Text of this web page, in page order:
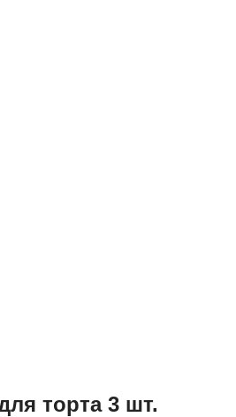
торта 3 шт.